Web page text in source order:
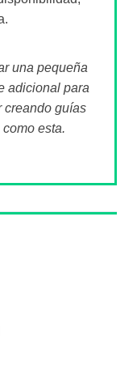
una pequeña
adicional para
creando guías
esta.